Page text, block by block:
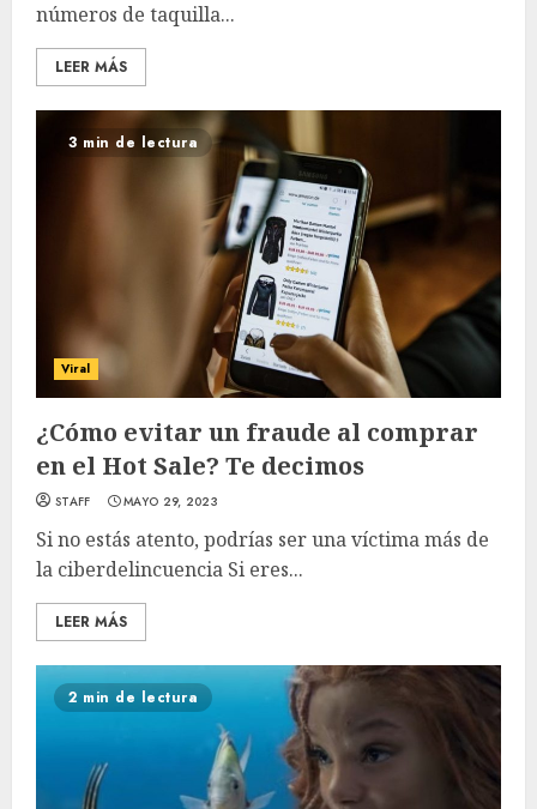
números de taquilla...
LEER MÁS
3 min de lectura
Viral
¿Cómo evitar un fraude al comprar
en el Hot Sale? Te decimos
STAFF MAYO 29, 2023
Si no estás atento, podrías ser una víctima más de
la ciberdelincuencia Si eres...
LEER MÁS
2 min de lectura